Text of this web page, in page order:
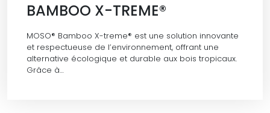
BAMBOO X-TREME®
MOSO® Bamboo X-treme® est une solution innovante
et respectueuse de l’environnement, offrant une
alternative écologique et durable aux bois tropicaux.
Grâce à…